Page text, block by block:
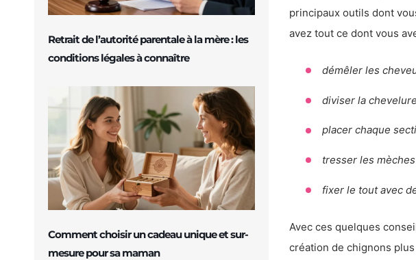
Retrait de l’autorité parentale à la mère : les
conditions légales à connaître
Comment choisir un cadeau unique et sur-
mesure pour sa maman
principaux outils dont
avez tout ce dont vous
démêler les
diviser la
placer chaque
tresser les
fixer le tout avec
Avec ces quelques
création de chignons